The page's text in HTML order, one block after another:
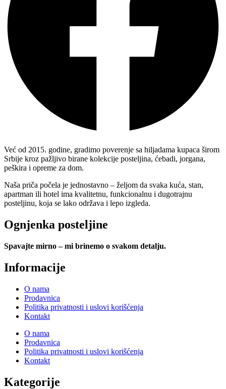
Već od 2015. godine, gradimo poverenje sa hiljadama kupaca širom
Srbije kroz pažljivo birane kolekcije posteljina, ćebadi, jorgana,
peškira i opreme za dom.
Naša priča počela je jednostavno – željom da svaka kuća, stan,
apartman ili hotel ima kvalitetnu, funkcionalnu i dugotrajnu
posteljinu, koja se lako održava i lepo izgleda.
Ognjenka posteljine
Spavajte mirno – mi brinemo o svakom detalju.
Informacije
O nama
Prodavnica
Politika privatnosti i uslovi korišćenja
Kontakt
O nama
Prodavnica
Politika privatnosti i uslovi korišćenja
Kontakt
Kategorije